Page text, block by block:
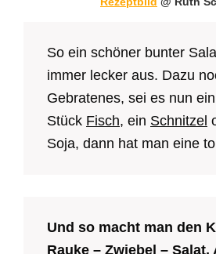
So ein schöner bunter
immer lecker aus. Dazu
Gebratenes, sei es nun
Stück Fisch, ein Schnitzel
Soja, dann hat man eine
Und so macht man den
Rauke – Zwiebel – Salat,